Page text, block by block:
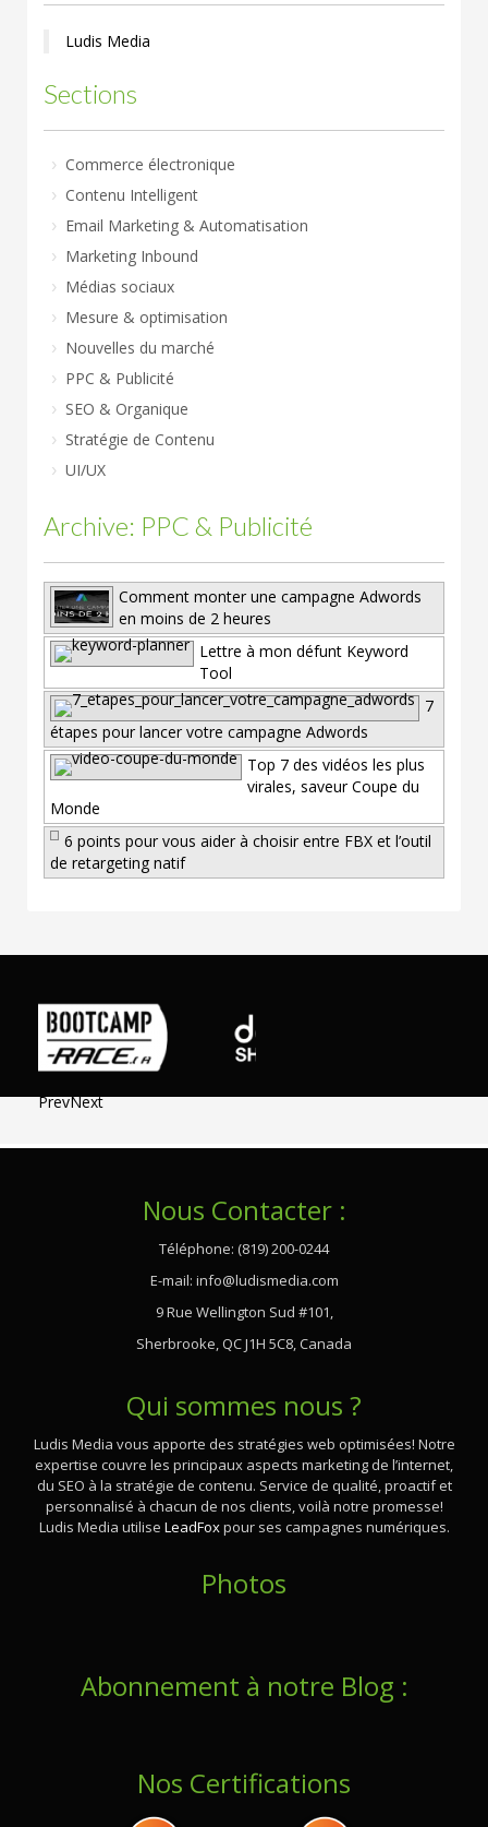
Ludis Media
Sections
Commerce électronique
Contenu Intelligent
Email Marketing & Automatisation
Marketing Inbound
Médias sociaux
Mesure & optimisation
Nouvelles du marché
PPC & Publicité
SEO & Organique
Stratégie de Contenu
UI/UX
Archive: PPC & Publicité
Comment monter une campagne Adwords
en moins de 2 heures
Lettre à mon défunt Keyword
Tool
7
étapes pour lancer votre campagne Adwords
Top 7 des vidéos les plus
virales, saveur Coupe du
Monde
6 points pour vous aider à choisir entre FBX et l’outil
de retargeting natif
PrevNext
Nous Contacter :
Téléphone: (819) 200-0244
E-mail: info@ludismedia.com
9 Rue Wellington Sud #101,
Sherbrooke, QC J1H 5C8, Canada
Qui sommes nous ?
Ludis Media vous apporte des stratégies web optimisées! Notre
expertise couvre les principaux aspects marketing de l’internet,
du SEO à la stratégie de contenu. Service de qualité, proactif et
personnalisé à chacun de nos clients, voilà notre promesse!
Ludis Media utilise LeadFoxpour ses campagnes numériques.
Photos
Abonnement à notre Blog :
Nos Certifications